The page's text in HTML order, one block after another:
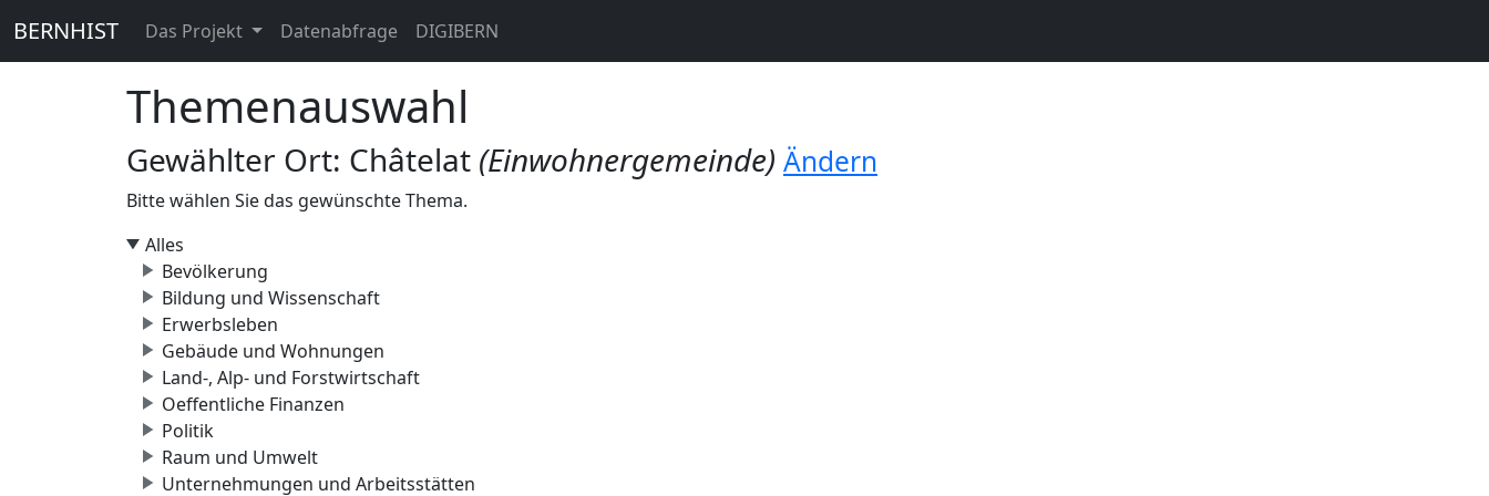
BERNHIST Das Projekt Datenabfrage DIGIBERN
Themenauswahl
Gewählter Ort: Châtelat (Einwohnergemeinde) Ändern
Bitte wählen Sie das gewünschte Thema.
Alles
Bevölkerung
Bildung und Wissenschaft
Erwerbsleben
Gebäude und Wohnungen
Land-, Alp- und Forstwirtschaft
Oeffentliche Finanzen
Politik
Raum und Umwelt
Unternehmungen und Arbeitsstätten